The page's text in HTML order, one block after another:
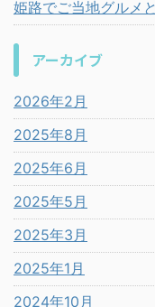
姫路でご当地グルメ
アーカイブ
2026年2月
2025年8月
2025年6月
2025年5月
2025年3月
2025年1月
2024年10月